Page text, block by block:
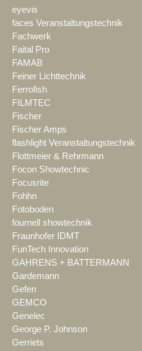
eyevis
faces Veranstaltungstechnik
Fachwerk
Faital Pro
FAMAB
Feiner Lichttechnik
Ferrofish
FILMTEC
Fischer
Fischer Amps
flashlight Veranstaltungstechnik
Flottmeier & Rehrmann
Focon Showtechnic
Focusrite
Fohhn
Fotoboden
fournell showtechnik
Fraunhofer IDMT
FunTech Innovation
GAHRENS + BATTERMANN
Gardemann
Gefen
GEMCO
Genelec
George P. Johnson
Gerriets